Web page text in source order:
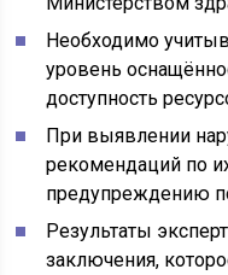
Необходимо
уровень
доступность
При выявлении
рекомендаций по
предупреждению
Результаты
заключения,